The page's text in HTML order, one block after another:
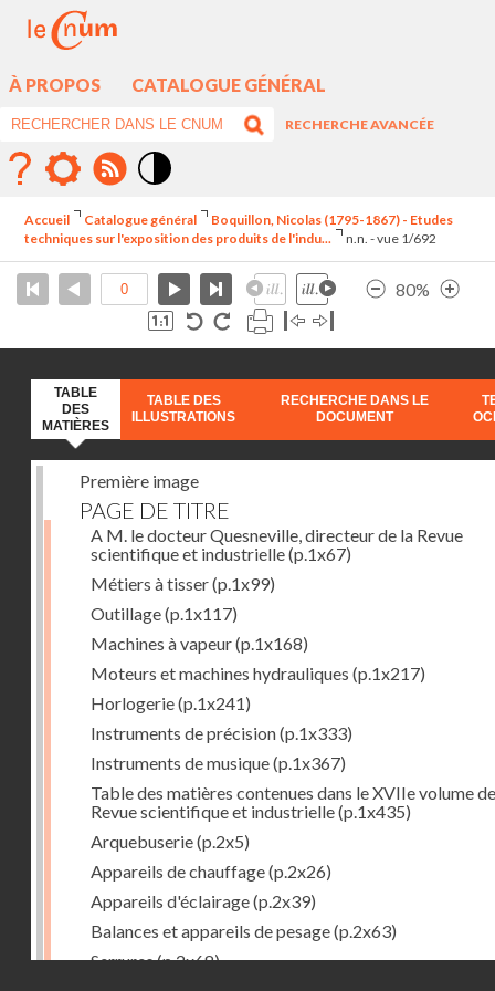
À PROPOS CATALOGUE GÉNÉRAL
RECHERCHE AVANCÉE
élévé
Accueil Catalogue général
Boquillon, Nicolas (1795-1867) - Etudes
techniques sur l'exposition des produits de l'indu...
n.n. - vue 1/692
80%
TABLE
DES
MATIÈRES
TABLE DES
ILLUSTRATIONS
RECHERCHE DANS LE
DOCUMENT
Première image
PAGE DE TITRE
A M. le docteur Quesneville, directeur de la Revue
scientifique et industrielle(p.1x67)
Métiers à tisser(p.1x99)
Outillage(p.1x117)
Machines à vapeur(p.1x168)
Moteurs et machines hydrauliques (p.1x217)
Horlogerie(p.1x241)
Instruments de précision(p.1x333)
Instruments de musique(p.1x367)
Table des matières contenues dans le XVIIe volume
Revue scientifique et industrielle(p.1x435)
Arquebuserie(p.2x5)
Appareils de chauffage(p.2x26)
Appareils d'éclairage(p.2x39)
Balances et appareils de pesage(p.2x63)
Serrures(p.2x68)